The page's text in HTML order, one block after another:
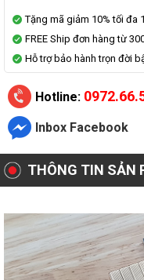
Tặng mã giảm 10% tối đa
FREE Ship đơn hàng từ
Hỗ trợ bảo hành trọn đời
Hotline:
Inbox Facebook
THÔNG TIN SẢN